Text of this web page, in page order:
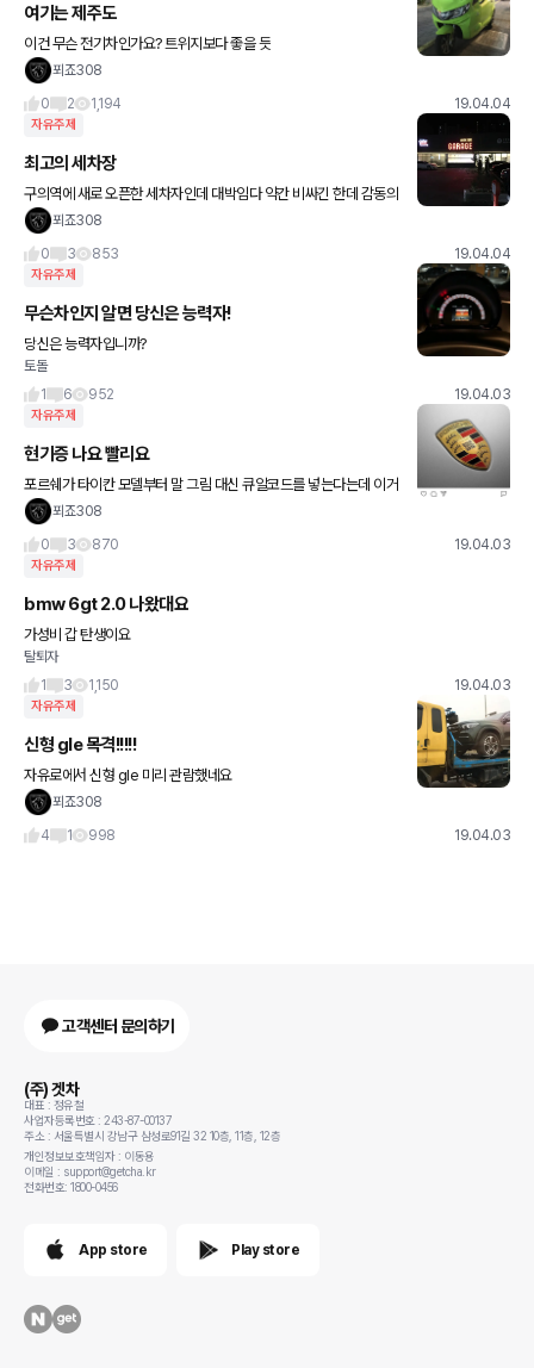
여기는 제주도
이건 무슨 전기차인가요? 트위지보다 좋을 듯
푀죠308
0
2 1,194 19.04.04
자유주제
최고의 세차장
구의역에 새로 오픈한 세차자인데 대박임다 약간 비싸긴 한데 감동의
연속 ㅜㅜ푀죠308
0
3 853 19.04.04
자유주제
무슨차인지 알면 당신은 능력자!
당신은 능력자입니까?
토돌
1
6 952 19.04.03
자유주제
현기증 나요 빨리요
포르쉐가 타이칸 모델부터 말 그림 대신 큐알코드를 넣는다는데 이거
뭔가요 ㅜㅜ 사실 포르쉐는 엠블럼 속에 작게 들어간 말 그림 보려고
푀죠308
0
3 870 19.04.03
자유주제
bmw 6gt 2.0 나왔대요
가성비 갑 탄생이요
탈퇴자
1
3 1,150 19.04.03
자유주제
신형 gle 목격!!!!!
자유로에서 신형 gle 미리 관람했네요
푀죠308
4
1 998 19.04.03
고객센터 문의하기
(주) 겟차
대표 : 정유철
사업자등록번호 : 243-87-00137
주소 : 서울특별시 강남구 삼성로91길 32 10층, 11층, 12층
개인정보보호책임자 : 이동용
이메일 : support@getcha.kr
전화번호: 1800-0456
App store Play store